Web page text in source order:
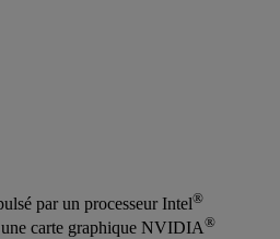
par un processeur Intel®
carte graphique NVIDIA®